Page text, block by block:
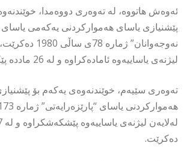
ئەوەش هاتووە، لە تەوەری دووەمدا،
پێشنیازی یاسای هەموارکردنی یەکەمی یاسای
نەوجەوانان” ژمارە
لیژنەی یاساییەوە ئامادەکراوە و لە 26 ماددە پێکهاتووە.
تەوەری سێیەم، خوێندنەوەی یەکەم بۆ
دەکرێت.